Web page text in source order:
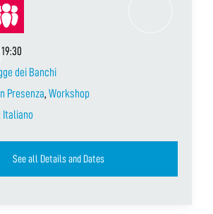
dei Banchi
Presenza, Workshop
Italiano
See all Details and Dates